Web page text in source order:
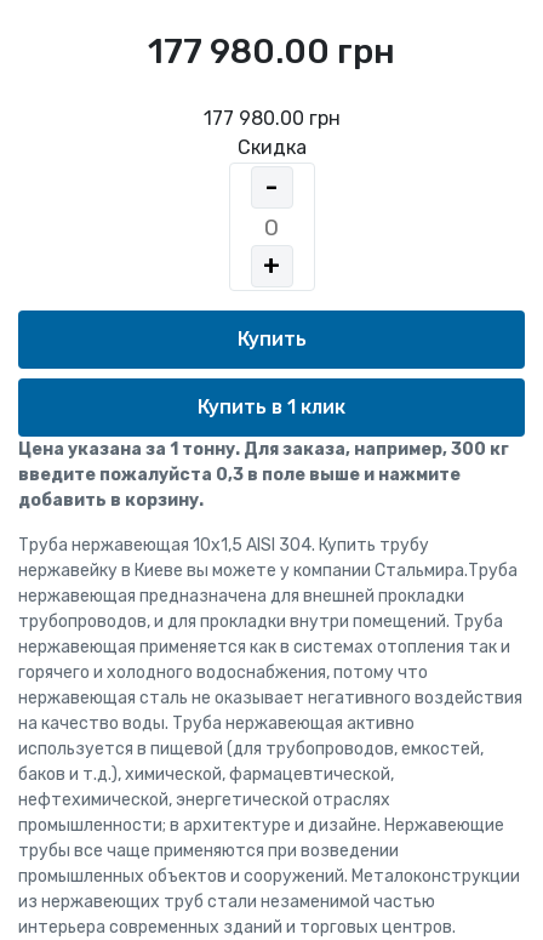
177 980.00 грн
177 980.00 грн
Скидка
-
+
Купить в 1 клик
Цена указана за 1 тонну. Для заказа, например, 300 кг
введите пожалуйста 0,3 в поле выше и нажмите
добавить в корзину.
Труба нержавеющая 10x1,5 AISI 304. Купить трубу
нержавейку в Киеве вы можете у компании Стальмира.Труба
нержавеющая предназначена для внешней прокладки
трубопроводов, и для прокладки внутри помещений. Труба
нержавеющая применяется как в системах отопления так и
горячего и холодного водоснабжения, потому что
нержавеющая сталь не оказывает негативного воздействия
на качество воды. Труба нержавеющая активно
используется в пищевой (для трубопроводов, емкостей,
баков и т.д.), химической, фармацевтической,
нефтехимической, энергетической отраслях
промышленности; в архитектуре и дизайне. Нержавеющие
трубы все чаще применяются при возведении
промышленных объектов и сооружений. Металоконструкции
из нержавеющих труб стали незаменимой частью
интерьера современных зданий и торговых центров.